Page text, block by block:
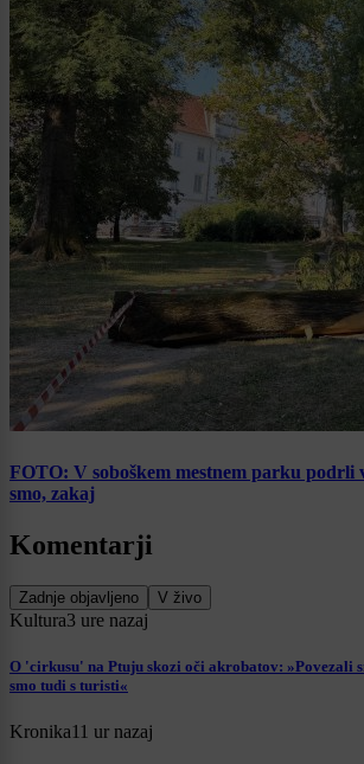
FOTO: V soboškem mestnem parku podrli
smo, zakaj
Komentarji
Zadnje objavljeno V živo
Kultura3 ure nazaj
O 'cirkusu' na Ptuju skozi oči akrobatov: »Povezali
smo tudi s turisti«
Kronika11 ur nazaj